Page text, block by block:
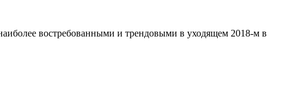
востребованными и трендовыми в уходящем 2018-м в